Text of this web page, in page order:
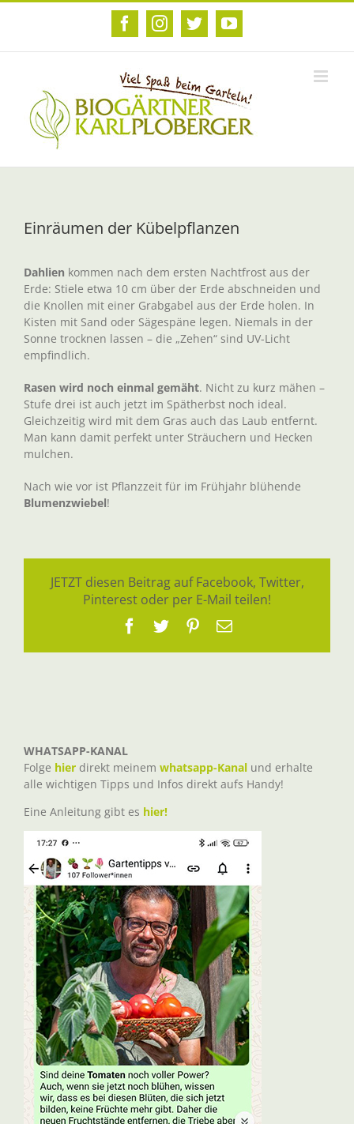
Zum
FacebookInstagram
TwitterYouTube
Einräumen der Kübelpflanzen
Dahlien kommen nach dem ersten Nachtfrost aus der
Erde: Stiele etwa 10 cm über der Erde abschneiden und
die Knollen mit einer Grabgabel aus der Erde holen. In
Kisten mit Sand oder Sägespäne legen. Niemals in der
Sonne trocknen lassen – die „Zehen“ sind UV-Licht
empfindlich.
Rasen wird noch einmal gemäht. Nicht zu kurz mähen –
Stufe drei ist auch jetzt im Spätherbst noch ideal.
Gleichzeitig wird mit dem Gras auch das Laub entfernt.
Man kann damit perfekt unter Sträuchern und Hecken
mulchen.
Nach wie vor ist Pflanzzeit für im Frühjahr blühende
Blumenzwiebel!
JETZT diesen Beitrag auf Facebook, Twitter,
Pinterest oder per E-Mail teilen!
Facebook
TwitterPinterest
E-
WHATSAPP-KANAL
Folge hier direkt meinem whatsapp-Kanal und erhalte
alle wichtigen Tipps und Infos direkt aufs Handy!
Eine Anleitung gibt es hier!